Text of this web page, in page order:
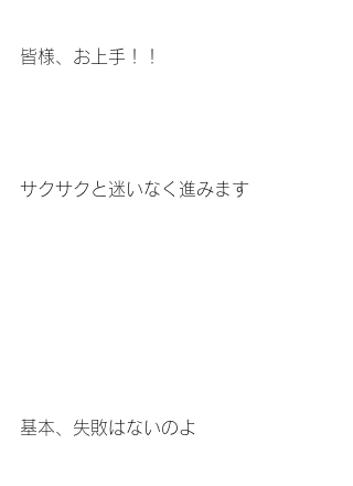
皆様、お上手！！
サクサクと迷いなく進みます
基本、失敗はないのよ